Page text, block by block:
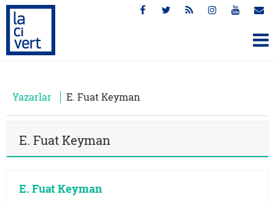
Yazarlar E. Fuat Keyman
E. Fuat Keyman
E. Fuat Keyman